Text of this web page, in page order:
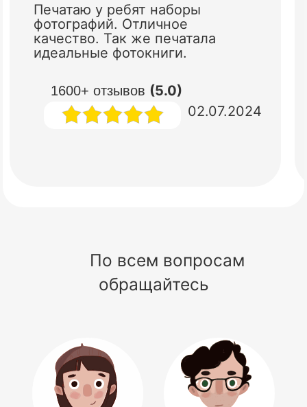
1600+ отзывов (5.0)
Печатаю у ребят наборы
фотографий. Отличное
качество. Так же печатала
идеальные фотокниги.
02.07.2024
По всем вопросам
обращайтесь